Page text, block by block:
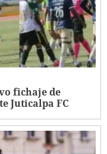
fichaje de
Juticalpa FC